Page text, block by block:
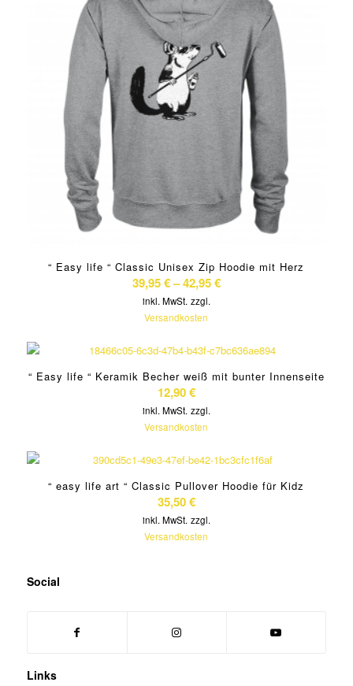
“ Easy life “ Classic Unisex Zip Hoodie mit Herz
39,95€–42,95€
inkl. MwSt. zzgl.
Versandkosten
“ Easy life “ Keramik Becher weiß mit bunter Innenseite
12,90€
inkl. MwSt. zzgl.
Versandkosten
“ easy life art “ Classic Pullover Hoodie für Kidz
35,50€
inkl. MwSt. zzgl.
Versandkosten
Social
Links